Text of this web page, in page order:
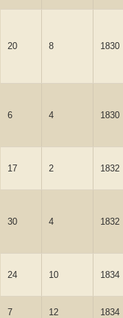
20 8 1830
6 4 1830
17 2 1832
30 4 1832
24 10 1834
7 12 1834